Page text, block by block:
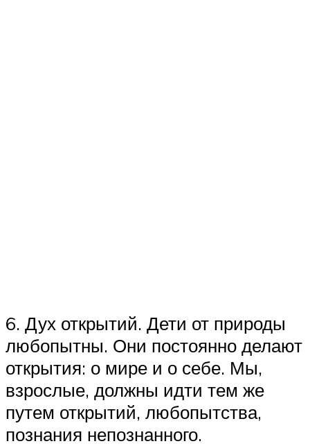
6. Дух открытий. Дети от природы
любопытны. Они постоянно делают
открытия: о мире и о себе. Мы,
взрослые, должны идти тем же
путем открытий, любопытства,
познания непознанного.